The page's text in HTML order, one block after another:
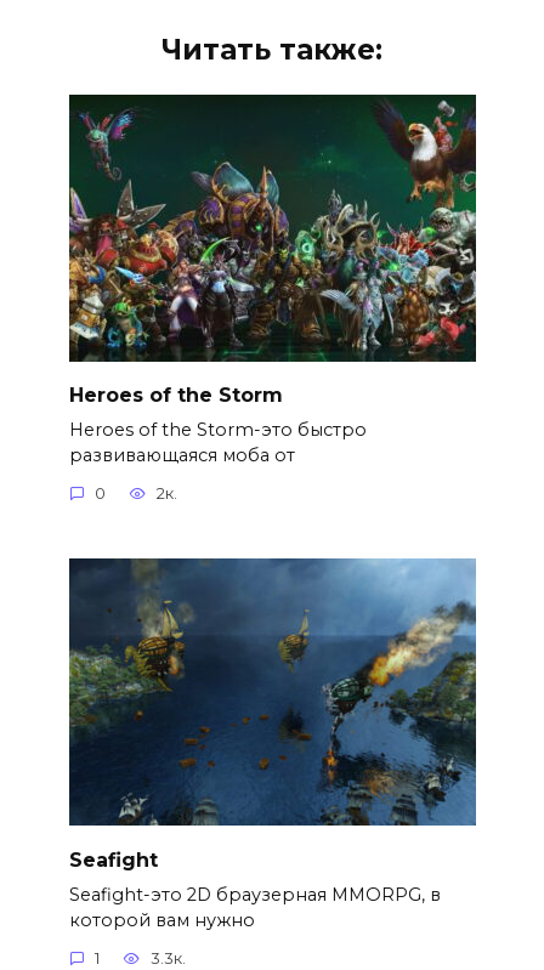
Читать также:
Heroes of the Storm
Heroes of the Storm-это быстро
развивающаяся моба от
0 2к.
Seafight
Seafight-это 2D браузерная MMORPG, в
которой вам нужно
1 3.3к.